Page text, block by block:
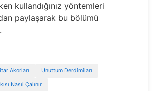
kullandığınız yöntemleri
paylaşarak bu bölümü
Akorları Unuttum Derdimiları
Nasıl Çalınır